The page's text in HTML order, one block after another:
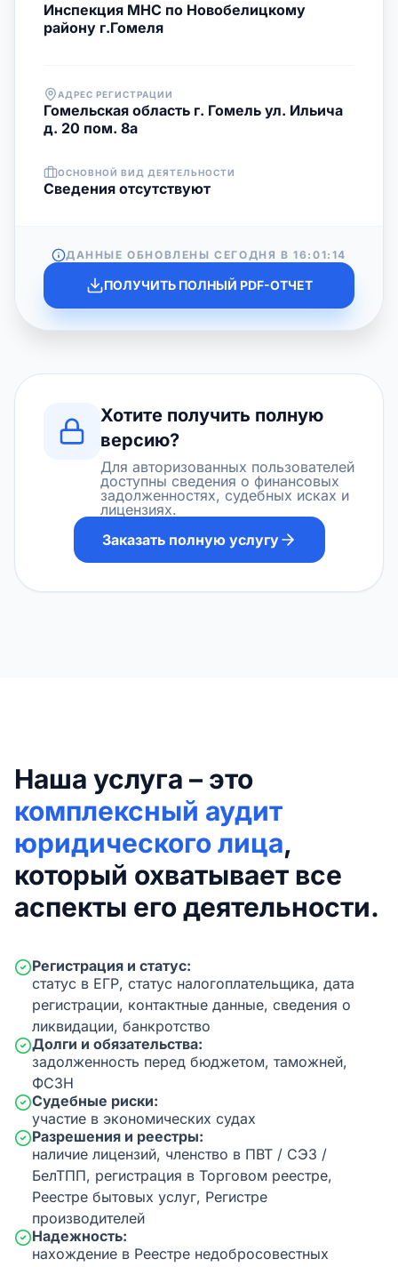
Инспекция МНС по Новобелицкому
району г.Гомеля
АДРЕС РЕГИСТРАЦИИ
Гомельская область г. Гомель ул. Ильича
д. 20 пом. 8а
ОСНОВНОЙ ВИД ДЕЯТЕЛЬНОСТИ
Cведения отсутствуют
ДАННЫЕ ОБНОВЛЕНЫ СЕГОДНЯ В16:01:14
ПОЛУЧИТЬ ПОЛНЫЙ PDF-ОТЧЕТ
Хотите получить полную
версию?
Для авторизованных пользователей
доступны сведения о финансовых
задолженностях, судебных исках и
лицензиях.
Заказать полную услугу
Наша услуга – это
комплексный аудит
юридического лица,
который охватывает все
аспекты его деятельности.
Регистрация и статус:
статус в ЕГР, статус налогоплательщика, дата
регистрации, контактные данные, сведения о
ликвидации, банкротство
Долги и обязательства:
задолженность перед бюджетом, таможней,
ФСЗН
Судебные риски:
участие в экономических судах
Разрешения и реестры:
наличие лицензий, членство в ПВТ / СЭЗ /
БелТПП, регистрация в Торговом реестре,
Реестре бытовых услуг, Регистре
производителей
Надежность:
нахождение в Реестре недобросовестных